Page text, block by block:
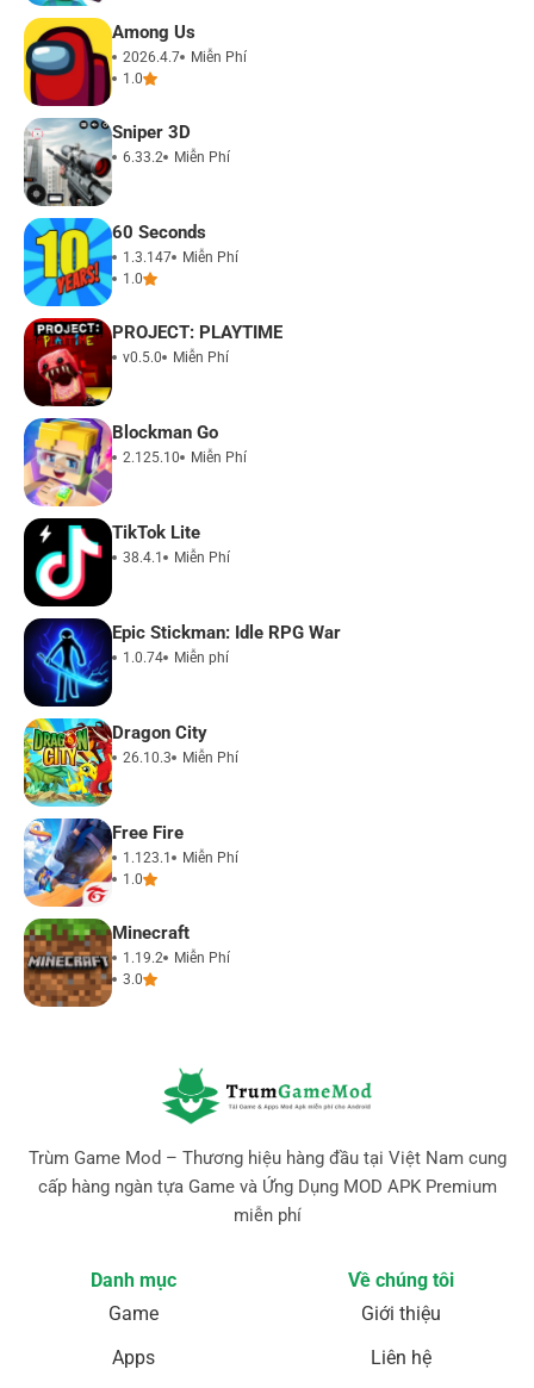
Among Us
2026.4.7
Miễn Phí
1.0
Sniper 3D
6.33.2 Miễn Phí
60 Seconds
1.3.147
Miễn Phí
1.0
PROJECT: PLAYTIME
v0.5.0 Miễn Phí
Blockman Go
2.125.10 Miễn Phí
TikTok Lite
38.4.1 Miễn Phí
Epic Stickman: Idle RPG War
1.0.74 Miễn phí
Dragon City
26.10.3 Miễn Phí
Free Fire
1.123.1
Miễn Phí
1.0
Minecraft
1.19.2
Miễn Phí
3.0
Trùm Game Mod – Thương hiệu hàng đầu tại Việt Nam cung
cấp hàng ngàn tựa Game và Ứng Dụng MOD APK Premium
miễn phí
Danh mục
Game
Apps
Về chúng tôi
Giới thiệu
Liên hệ